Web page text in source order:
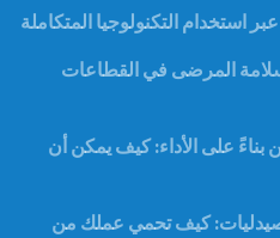
استخدام التكنولوجيا المتكاملة
سلامة المرضى في القطاعات
بناءً على الأداء: كيف يمكن أن
كيف تحمي عملك من